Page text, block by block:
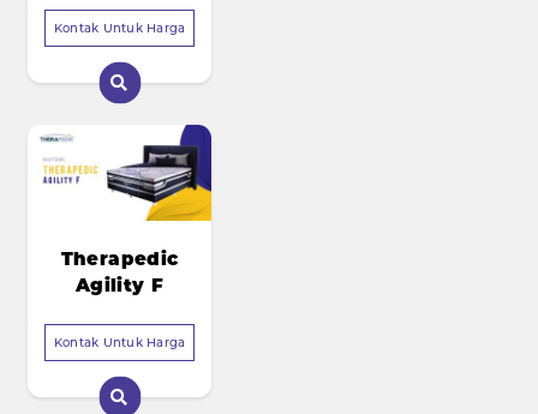
Kontak Untuk Harga
Therapedic
Agility F
Kontak Untuk Harga